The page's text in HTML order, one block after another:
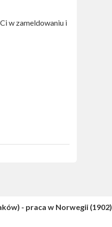
w zameldowaniu i
- praca w Norwegii (1902)